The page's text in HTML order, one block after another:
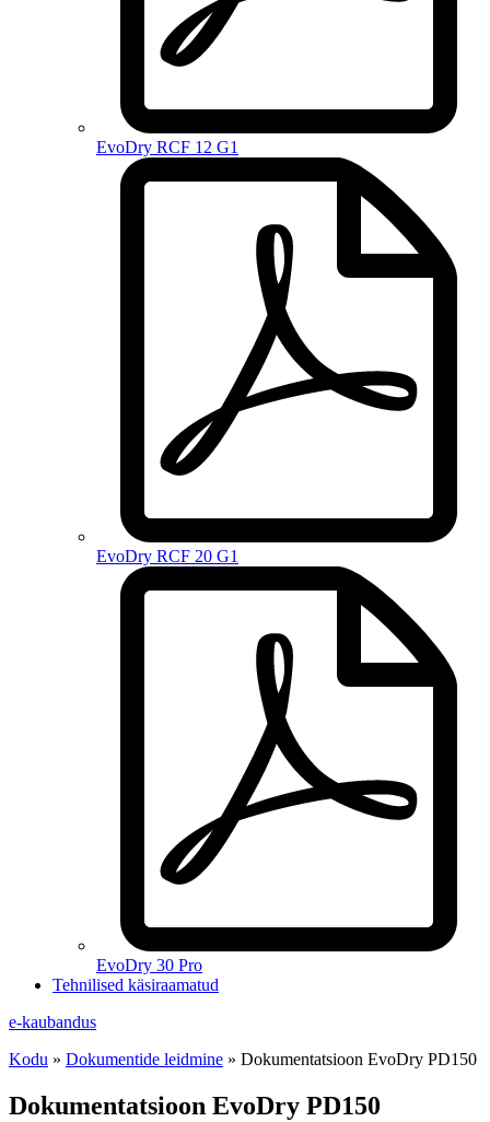
EvoDry RCF 12 G1
EvoDry RCF 20 G1
EvoDry 30 Pro
Tehnilised käsiraamatud
e-kaubandus
Kodu » Dokumentide leidmine » Dokumentatsioon EvoDry PD150
Dokumentatsioon EvoDry PD150